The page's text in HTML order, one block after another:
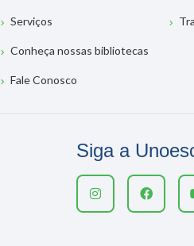
Serviços
Conheça nossas bibliotecas
Fale Conosco
Siga a